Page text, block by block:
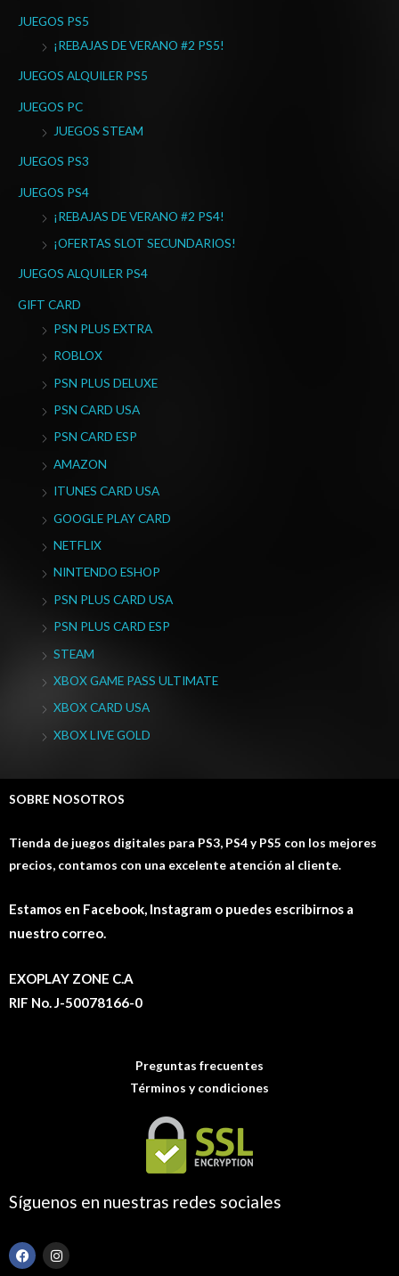
oJUEGOS PS5
¡REBAJAS DE VERANO #2 PS5!
JUEGOS ALQUILER PS5
JUEGOS PC
JUEGOS STEAM
JUEGOS PS3
JUEGOS PS4
¡REBAJAS DE VERANO #2 PS4!
¡OFERTAS SLOT SECUNDARIOS!
JUEGOS ALQUILER PS4
GIFT CARD
PSN PLUS EXTRA
ROBLOX
PSN PLUS DELUXE
PSN CARD USA
PSN CARD ESP
AMAZON
ITUNES CARD USA
GOOGLE PLAY CARD
NETFLIX
NINTENDO ESHOP
PSN PLUS CARD USA
PSN PLUS CARD ESP
STEAM
XBOX GAME PASS ULTIMATE
XBOX CARD USA
XBOX LIVE GOLD
SOBRE NOSOTROS
Tienda de juegos digitales para PS3, PS4 y PS5 con los mejores
precios, contamos con una excelente atención al cliente.
Estamos en Facebook, Instagram o puedes escribirnos a
nuestro correo.
EXOPLAY ZONE C.A
RIF No. J-50078166-0
Preguntas frecuentes
Términos y condiciones
Síguenos en nuestras redes sociales
F
a
I
n